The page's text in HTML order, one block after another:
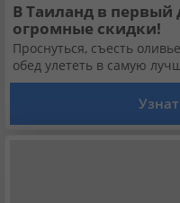
В Таиланд в первый
огромные скидки!
Проснуться, съесть
обед улететь в самую